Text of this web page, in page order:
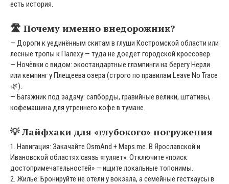
есть история.
🛣️ Почему именно внедорожник?
— Дороги к уединённым скитам в глуши Костромской области или
лесные тропы к Палеху — туда не доедет городской кроссовер.
— Ночёвки с видом: экостандартные глэмпинги на берегу Нерли
или кемпинг у Плещеева озера (строго по правилам Leave No Trace
🌿).
— Багажник под задачу: сапборды, гравийные велики, штативы,
кофемашина для утреннего кофе в тумане.
💡 Лайфхаки для «глубокого» погружения
1. Навигация: Закачайте OsmAnd + Maps.me. В Ярославской и
Ивановской областях связь «гуляет». Отключите «поиск
достопримечательностей» — ищите локальные топонимы.
2. Жильё: Бронируйте не отели у вокзала, а семейные гестхаусы в